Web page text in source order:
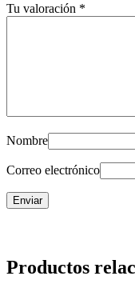
Tu valoración *
Nombre
Correo electrónico
Productos